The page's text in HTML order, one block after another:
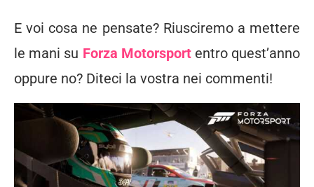
E voi cosa ne pensate? Riusciremo a mettere
le mani su Forza Motorsport entro quest’anno
oppure no? Diteci la vostra nei commenti!